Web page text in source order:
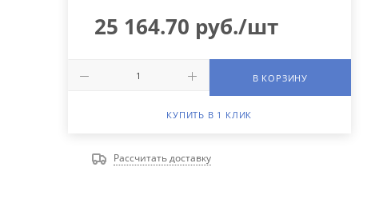
25 164.70 руб./шт
В КОРЗИНУ
КУПИТЬ В 1 КЛИК
Рассчитать доставку